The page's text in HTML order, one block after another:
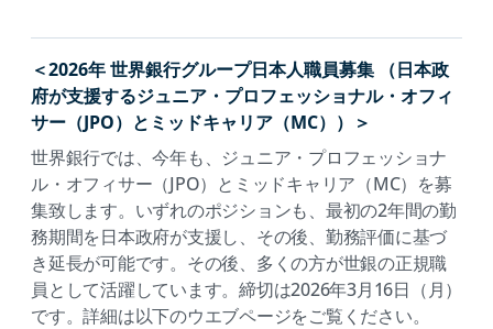
＜2026年 世界銀行グループ日本人職員募集 （日本政
府が支援するジュニア・プロフェッショナル・オフィ
サー（JPO）とミッドキャリア（MC））＞
世界銀行では、今年も、ジュニア・プロフェッショナ
ル・オフィサー（JPO）とミッドキャリア（MC）を募
集致します。いずれのポジションも、最初の2年間の勤
務期間を日本政府が支援し、その後、勤務評価に基づ
き延長が可能です。その後、多くの方が世銀の正規職
員として活躍しています。締切は2026年3月16日（月）
です。詳細は以下のウエブページをご覧ください。